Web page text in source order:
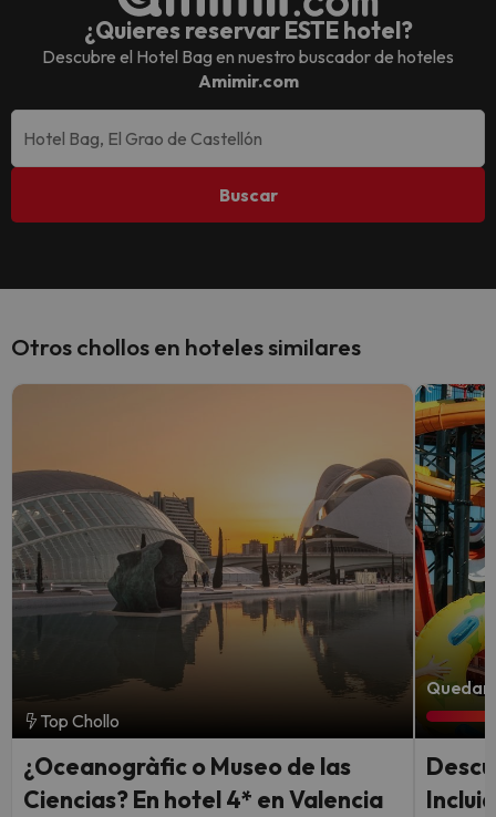
¿Quieres reservar ESTE hotel?
Descubre el Hotel Bag en nuestro buscador de hoteles
Amimir.com
Buscar
Otros chollos en hoteles similares
Top Chollo
¿Oceanogràfic o Museo de las
Ciencias? En hotel 4* en Valencia
Quedan